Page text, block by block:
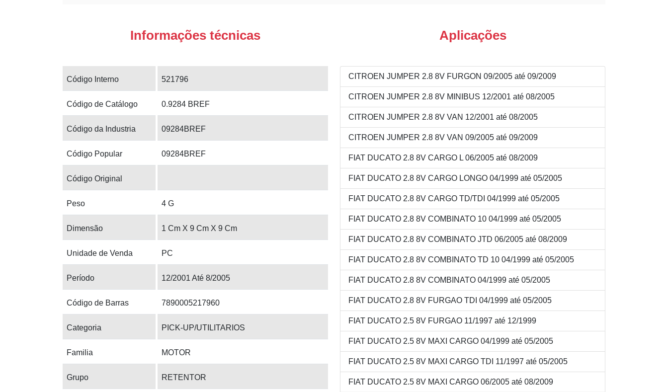
Informações técnicas
Código Interno 521796
Código de Catálogo 0.9284 BREF
Código da Industria 09284BREF
Código Popular 09284BREF
Código Original
Peso 4 G
Dimensão 1 Cm X 9 Cm X 9 Cm
Unidade de Venda PC
Período 12/2001 Até 8/2005
Código de Barras 7890005217960
Categoria PICK-UP/UTILITARIOS
Familia MOTOR
Grupo RETENTOR
Aplicações
CITROEN JUMPER 2.8 8V FURGON 09/2005 até 09/2009
CITROEN JUMPER 2.8 8V MINIBUS 12/2001 até 08/2005
CITROEN JUMPER 2.8 8V VAN 12/2001 até 08/2005
CITROEN JUMPER 2.8 8V VAN 09/2005 até 09/2009
FIAT DUCATO 2.8 8V CARGO L 06/2005 até 08/2009
FIAT DUCATO 2.8 8V CARGO LONGO 04/1999 até 05/2005
FIAT DUCATO 2.8 8V CARGO TD/TDI 04/1999 até 05/2005
FIAT DUCATO 2.8 8V COMBINATO 10 04/1999 até 05/2005
FIAT DUCATO 2.8 8V COMBINATO JTD 06/2005 até 08/2009
FIAT DUCATO 2.8 8V COMBINATO TD 10 04/1999 até 05/2005
FIAT DUCATO 2.8 8V COMBINATO 04/1999 até 05/2005
FIAT DUCATO 2.8 8V FURGAO TDI 04/1999 até 05/2005
FIAT DUCATO 2.5 8V FURGAO 11/1997 até 12/1999
FIAT DUCATO 2.5 8V MAXI CARGO 04/1999 até 05/2005
FIAT DUCATO 2.5 8V MAXI CARGO TDI 11/1997 até 05/2005
FIAT DUCATO 2.5 8V MAXI CARGO 06/2005 até 08/2009